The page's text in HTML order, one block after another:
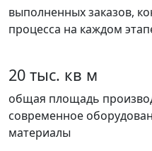
выполненных заказов,
процесса на каждом
20 тыс. кв м
общая площадь
современное
материалы